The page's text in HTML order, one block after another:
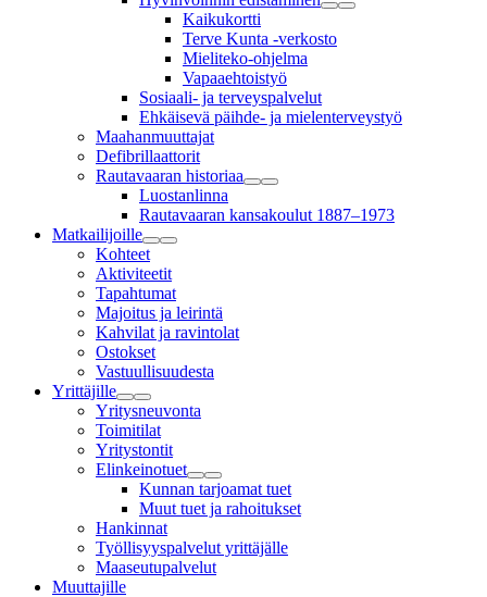
Kaikukortti
Terve Kunta -verkosto
Mieliteko-ohjelma
Vapaaehtoistyö
Sosiaali- ja terveyspalvelut
Ehkäisevä päihde- ja mielenterveystyö
Maahanmuuttajat
Defibrillaattorit
Rautavaaran historiaa
Luostanlinna
Rautavaaran kansakoulut 1887–1973
Matkailijoille
Kohteet
Aktiviteetit
Tapahtumat
Majoitus ja leirintä
Kahvilat ja ravintolat
Ostokset
Vastuullisuudesta
Yrittäjille
Yritysneuvonta
Toimitilat
Yritystontit
Elinkeinotuet
Kunnan tarjoamat tuet
Muut tuet ja rahoitukset
Hankinnat
Työllisyyspalvelut yrittäjälle
Maaseutupalvelut
Muuttajille